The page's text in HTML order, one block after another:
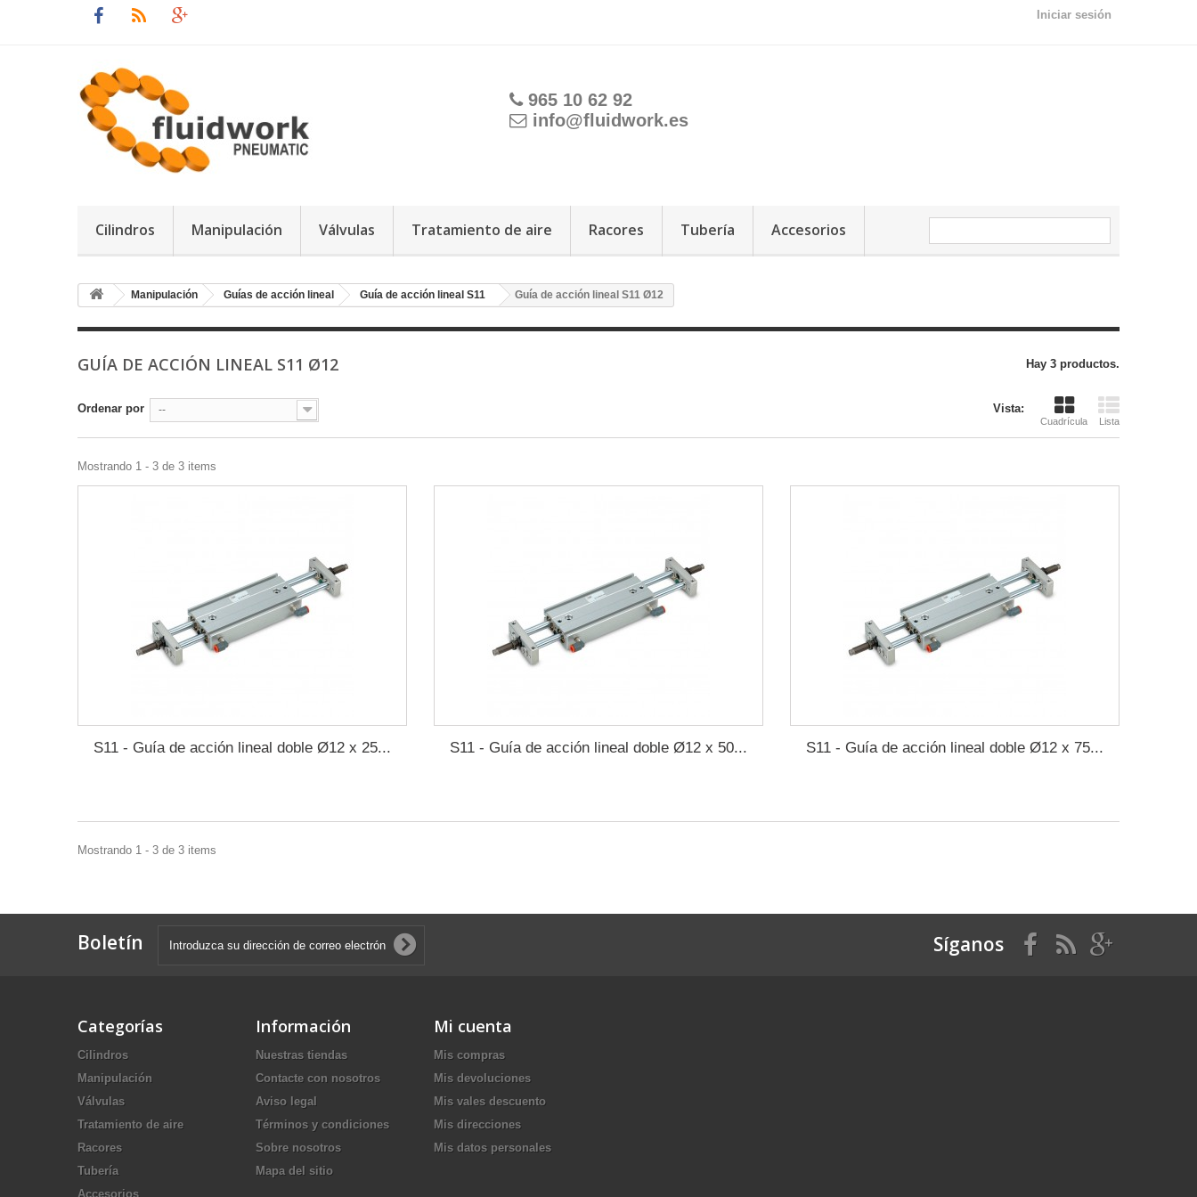
Iniciar sesión
965 10 62 92
info@fluidwork.es
Cilindros Manipulación Válvulas Tratamiento de aire Racores Tubería Accesorios
Manipulación Guías de acción lineal Guía de acción lineal S11 Guía de acción lineal S11 Ø12
GUÍA DE ACCIÓN LINEAL S11 Ø12 Hay 3 productos.
Vista:
Cuadrícula Lista
Ordenar por --
Mostrando 1 - 3 de 3 items
S11 - Guía de acción lineal doble Ø12 x 25... S11 - Guía de acción lineal doble Ø12 x 50... S11 - Guía de acción lineal doble Ø12 x 75...
Mostrando 1 - 3 de 3 items
Boletín Síganos
Categorías
Cilindros
Manipulación
Válvulas
Tratamiento de aire
Racores
Tubería
Accesorios
Información
Nuestras tiendas
Contacte con nosotros
Aviso legal
Términos y condiciones
Sobre nosotros
Mapa del sitio
Mi cuenta
Mis compras
Mis devoluciones
Mis vales descuento
Mis direcciones
Mis datos personales